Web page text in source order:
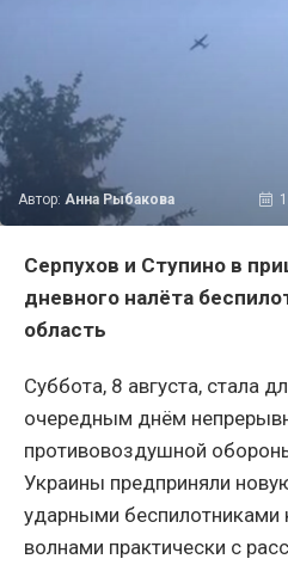
Автор: Анна Рыбакова
Серпухов и Ступино в
дневного налёта
область
Суббота, 8 августа, стала
очередным днём
противовоздушной
Украины предприняли
ударными беспилотниками
волнами практически с